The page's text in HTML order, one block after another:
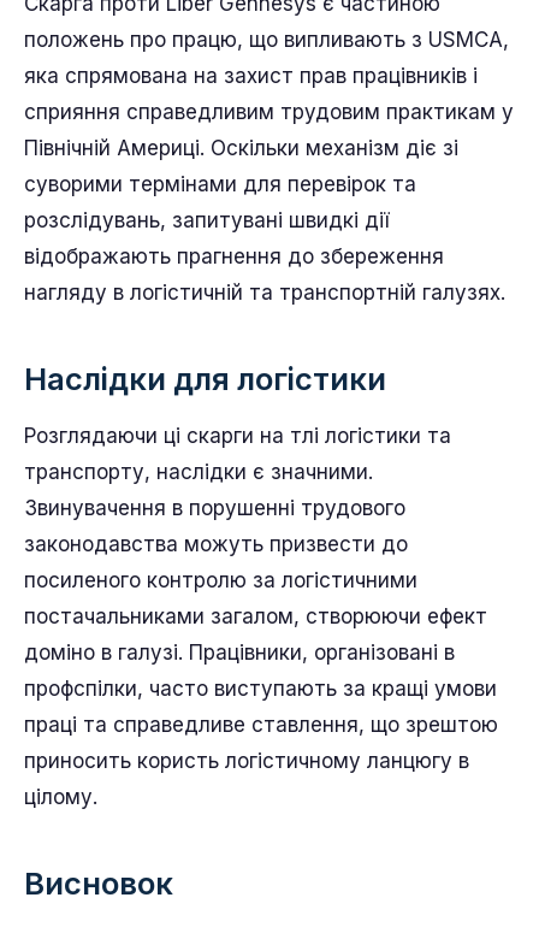
положень про працю, що випливають з USMCA,
яка спрямована на захист прав працівників і
сприяння справедливим трудовим практикам у
Північній Америці. Оскільки механізм діє зі
суворими термінами для перевірок та
розслідувань, запитувані швидкі дії
відображають прагнення до збереження
нагляду в логістичній та транспортній галузях.
Наслідки для логістики
Розглядаючи ці скарги на тлі логістики та
транспорту, наслідки є значними.
Звинувачення в порушенні трудового
законодавства можуть призвести до
посиленого контролю за логістичними
постачальниками загалом, створюючи ефект
доміно в галузі. Працівники, організовані в
профспілки, часто виступають за кращі умови
праці та справедливе ставлення, що зрештою
приносить користь логістичному ланцюгу в
цілому.
Висновок